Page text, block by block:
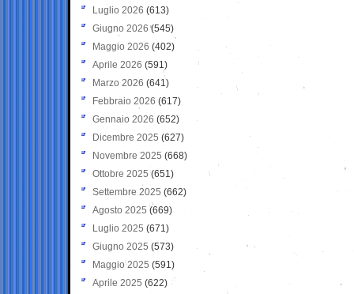
Luglio 2026 (613)
Giugno 2026 (545)
Maggio 2026 (402)
Aprile 2026 (591)
Marzo 2026 (641)
Febbraio 2026 (617)
Gennaio 2026 (652)
Dicembre 2025 (627)
Novembre 2025 (668)
Ottobre 2025 (651)
Settembre 2025 (662)
Agosto 2025 (669)
Luglio 2025 (671)
Giugno 2025 (573)
Maggio 2025 (591)
Aprile 2025 (622)